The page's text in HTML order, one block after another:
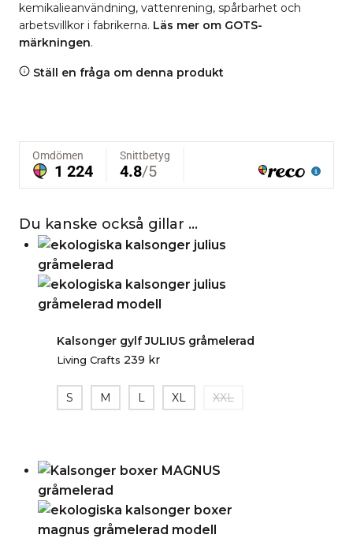
kemikalieanvändning, vattenrening, spårbarhet och
arbetsvillkor i fabrikerna. Läs mer om GOTS-
märkningen.
Ställ en fråga om denna produkt
Du kanske också gillar …
Kalsonger gylf JULIUS gråmelerad
Living Crafts 239 kr
S M L XL XXL